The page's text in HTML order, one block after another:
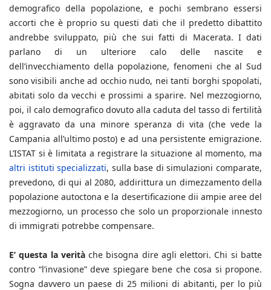
demografico della popolazione, e pochi sembrano essersi
accorti che è proprio su questi dati che il predetto dibattito
andrebbe sviluppato, più che sui fatti di Macerata. I dati
parlano di un ulteriore calo delle nascite e
dell’invecchiamento della popolazione, fenomeni che al Sud
sono visibili anche ad occhio nudo, nei tanti borghi spopolati,
abitati solo da vecchi e prossimi a sparire. Nel mezzogiorno,
poi, il calo demografico dovuto alla caduta del tasso di fertilità
è aggravato da una minore speranza di vita (che vede la
Campania all’ultimo posto) e ad una persistente emigrazione.
L’ISTAT si è limitata a registrare la situazione al momento, ma
altri istituti specializzati, sulla base di simulazioni comparate,
prevedono, di qui al 2080, addirittura un dimezzamento della
popolazione autoctona e la desertificazione dii ampie aree del
mezzogiorno, un processo che solo un proporzionale innesto
di immigrati potrebbe compensare.
E’ questa la veritàche bisogna dire agli elettori. Chi si batte
contro “l’invasione” deve spiegare bene che cosa si propone.
Sogna davvero un paese di 25 milioni di abitanti, per lo più